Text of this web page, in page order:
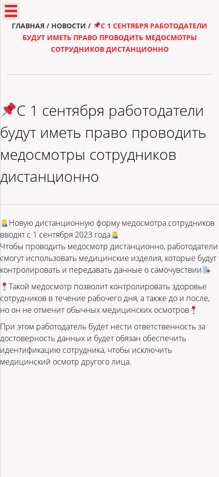
ГЛАВНАЯ / НОВОСТИ /
С 1 СЕНТЯБРЯ РАБОТОДАТЕЛИ
БУДУТ ИМЕТЬ ПРАВО ПРОВОДИТЬ МЕДОСМОТРЫ
СОТРУДНИКОВ ДИСТАНЦИОННО
С 1 сентября работодатели
будут иметь право проводить
медосмотры сотрудников
дистанционно
Новую дистанционную форму медосмотра сотрудников
вводят с 1 сентября 2023 года
Чтобы проводить медосмотр дистанционно, работодатели
смогут использовать медицинские изделия, которые будут
контролировать и передавать данные о самочувствии
Такой медосмотр позволит контролировать здоровье
сотрудников в течение рабочего дня, а также до и после,
но он не отменит обычных медицинских осмотров
При этом работодатель будет нести ответственность за
достоверность данных и будет обязан обеспечить
идентификацию сотрудника, чтобы исключить
медицинский осмотр другого лица.